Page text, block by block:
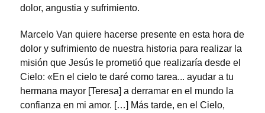
dolor, angustia y sufrimiento.
Marcelo Van quiere hacerse presente en esta hora de
dolor y sufrimiento de nuestra historia para realizar la
misión que Jesús le prometió que realizaría desde el
Cielo: «En el cielo te daré como tarea... ayudar a tu
hermana mayor [Teresa] a derramar en el mundo la
confianza en mi amor. […] Más tarde, en el Cielo,